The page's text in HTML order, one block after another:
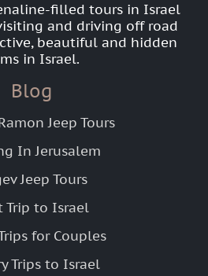
filled tours in Israel
and driving off road
beautiful and hidden
in Israel.
Blog
Jeep Tours
In Jerusalem
Jeep Tours
Trip to Israel
for Couples
Trips to Israel